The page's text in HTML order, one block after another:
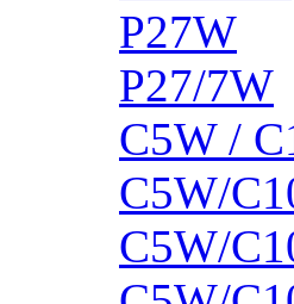
P27W
P27/7W
C5W /
C5W/
C5W/